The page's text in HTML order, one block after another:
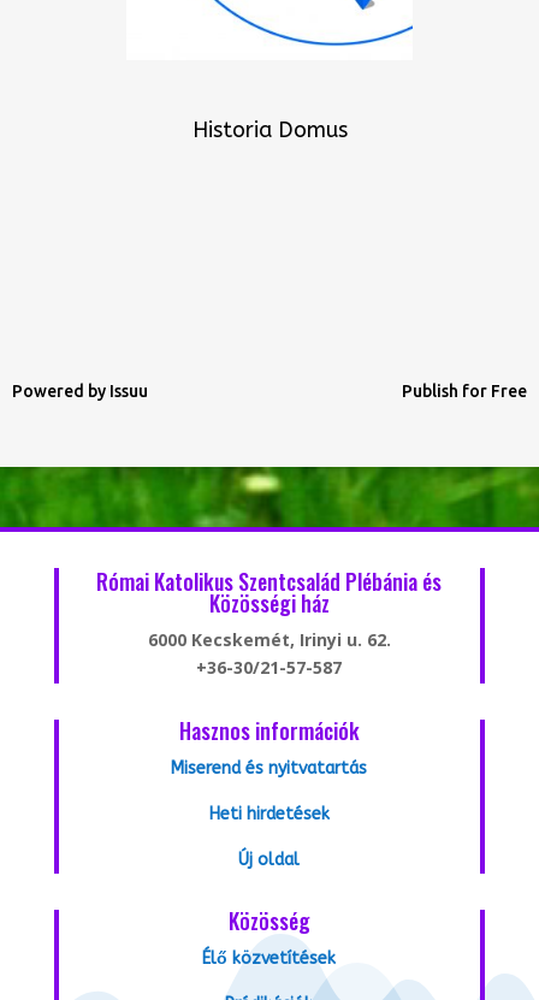
Historia Domus
Powered by Issuu Publish for Free
Római Katolikus Szentcsalád Plébánia és
Közösségi ház
6000 Kecskemét, Irinyi u. 62.
+36-30/21-57-587
Hasznos információk
Miserend és nyitvatartás
Heti hirdetések
Új oldal
Közösség
Élő közvetítések